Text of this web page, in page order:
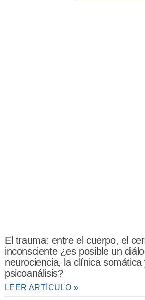
El trauma: entre el cuerpo, el
inconsciente ¿es posible un
neurociencia, la clínica somática
psicoanálisis?
LEER ARTÍCULO »